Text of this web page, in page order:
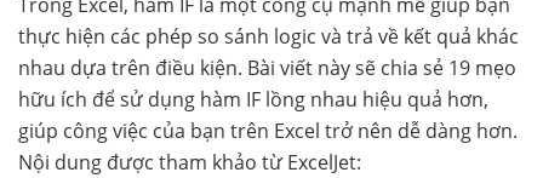
Trong Excel, hàm IF là một công cụ mạnh mẽ giúp bạn
thực hiện các phép so sánh logic và trả về kết quả khác
nhau dựa trên điều kiện. Bài viết này sẽ chia sẻ 19 mẹo
hữu ích để sử dụng hàm IF lồng nhau hiệu quả hơn,
giúp công việc của bạn trên Excel trở nên dễ dàng hơn.
Nội dung được tham khảo từ ExcelJet: